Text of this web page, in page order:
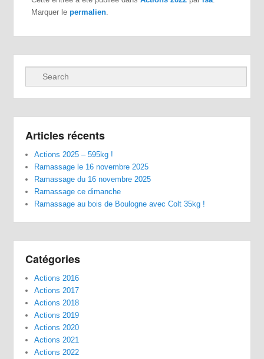
Marquer lepermalien
Recherche
Articles récents
Actions 2025 – 595kg !
Ramassage le 16 novembre 2025
Ramassage du 16 novembre 2025
Ramassage ce dimanche
Ramassage au bois de Boulogne avec Colt 35kg !
Catégories
Actions 2016
Actions 2017
Actions 2018
Actions 2019
Actions 2020
Actions 2021
Actions 2022